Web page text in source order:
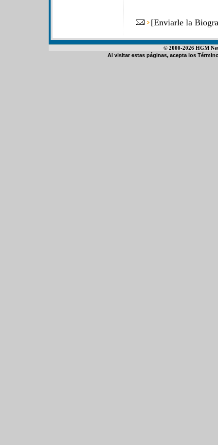
[Enviarle la
© 2000-2026 HGM
Al visitar estas páginas, acepta los